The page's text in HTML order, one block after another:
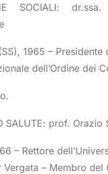
SOCIALI:
1965 – Presidente
dell’Ordine dei
SALUTE: prof. Orazio
– Rettore
Vergata – Membro del